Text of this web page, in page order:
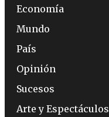
Economía
Mundo
País
Opinión
Sucesos
Arte y Espectáculos